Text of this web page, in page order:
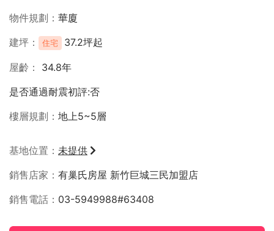
物件規劃
華廈
建坪
住宅 37.2坪起
屋齡
34.8年
是否通過耐震初評:否
樓層規劃
地上5~5層
基地位置
未提供
銷售店家
有巢氏房屋 新竹巨城三民加盟店
銷售電話
03-5949988#63408